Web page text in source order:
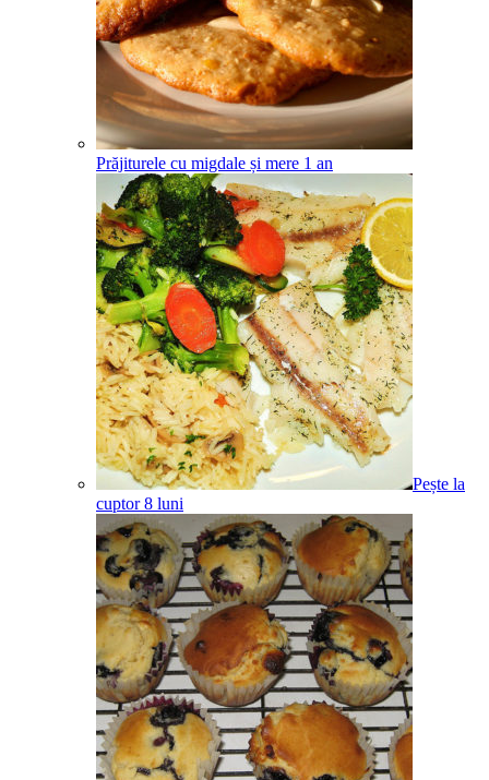
Prăjiturele cu migdale și mere 1 an
Pește la
cuptor 8 luni